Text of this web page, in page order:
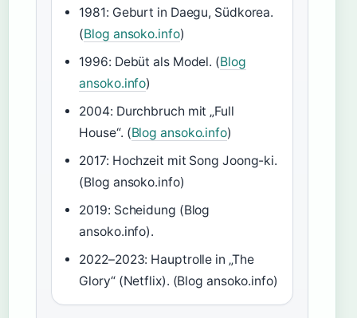
1981: Geburt in Daegu, Südkorea.
(Blog ansoko.info)
1996: Debüt als Model. (Blog
ansoko.info)
2004: Durchbruch mit „Full
House“. (Blog ansoko.info)
2017: Hochzeit mit Song Joong-ki.
(Blog ansoko.info)
2019: Scheidung (Blog
ansoko.info).
2022–2023: Hauptrolle in „The
Glory“ (Netflix). (Blog ansoko.info)